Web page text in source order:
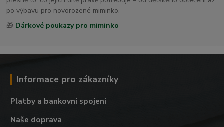
po výbavu pro novorozené miminko.
🎁 Dárkové poukazy pro miminko
Informace pro zákazníky
Platby a bankovní spojení
Naše doprava